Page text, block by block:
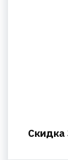
Скидка